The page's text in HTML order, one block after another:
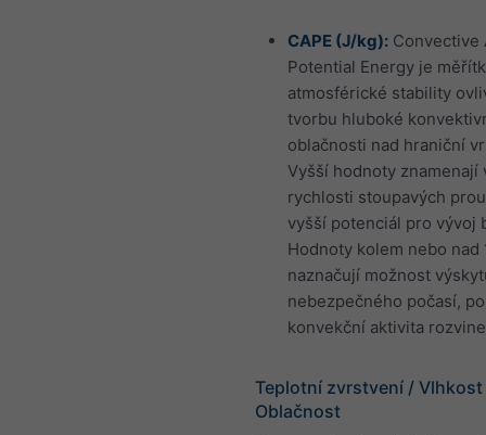
CAPE (J/kg): Convective
Potential Energy je
atmosférické stability
tvorbu hluboké
oblačnosti nad hraniční
Vyšší hodnoty znamenají
rychlosti stoupavých
vyšší potenciál pro vývoj
Hodnoty kolem nebo nad
naznačují možnost
nebezpečného počasí,
konvekční aktivita
Teplotní zvrstvení /
Oblačnost